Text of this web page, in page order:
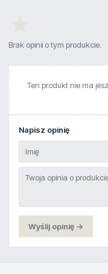
Brak opinii o tym produkcie.
Ten produkt nie ma
Napisz opinię
Wyślij opinię →